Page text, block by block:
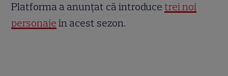
Platforma a anunțat că introducetrei noi
personaje în acest sezon.